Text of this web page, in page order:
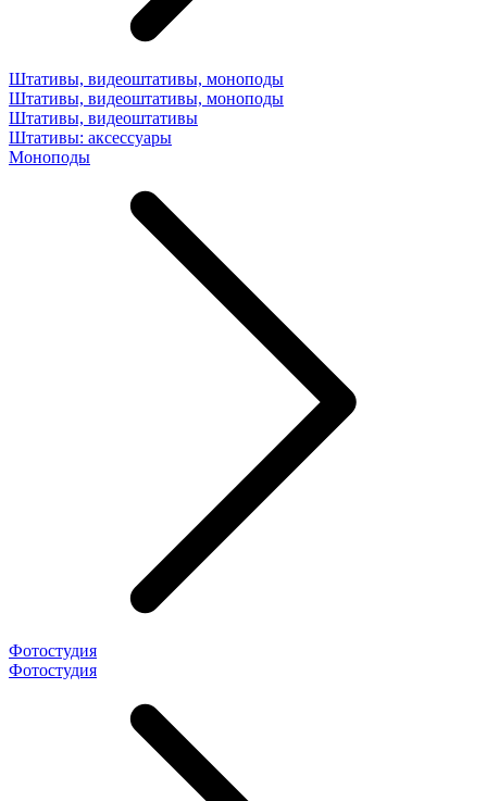
Штативы, видеоштативы, моноподы
Штативы, видеоштативы, моноподы
Штативы, видеоштативы
Штативы: аксессуары
Моноподы
Фотостудия
Фотостудия